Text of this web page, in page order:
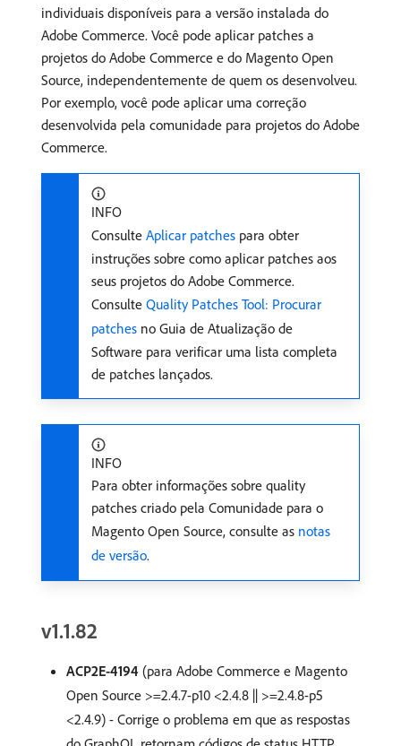
individuais disponíveis para a versão instalada do
Adobe Commerce. Você pode aplicar patches a
projetos do Adobe Commerce e do Magento Open
Source, independentemente de quem os desenvolveu.
Por exemplo, você pode aplicar uma correção
desenvolvida pela comunidade para projetos do Adobe
Commerce.
INFO
Consulte Aplicar patches para obter
instruções sobre como aplicar patches aos
seus projetos do Adobe Commerce.
Consulte Quality Patches Tool: Procurar
patches no Guia de Atualização de
Software para verificar uma lista completa
de patches lançados.
INFO
Para obter informações sobre quality
patches criado pela Comunidade para o
Magento Open Source, consulte as notas
de versão.
v1.1.82
ACP2E-4194 (para Adobe Commerce e Magento
Open Source >=2.4.7-p10 <2.4.8 || >=2.4.8-p5
<2.4.9) - Corrige o problema em que as respostas